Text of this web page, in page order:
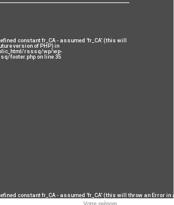
constant fr_CA - assumed 'fr_CA' (this will
version of PHP) in
rsssq/wp/wp-
footer.php on line 35
constant fr_CA - assumed 'fr_CA' (this will throw an Error